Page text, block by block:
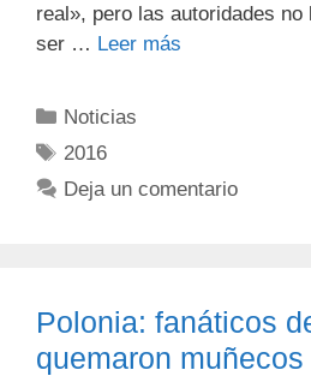
real», pero las autoridades
ser … Leer más
Noticias
2016
Deja un comentario
Polonia: fanáticos
quemaron muñecos